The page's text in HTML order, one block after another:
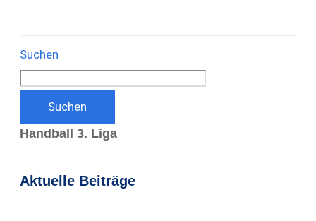
Suchen
Suchen
Handball 3. Liga
Aktuelle Beiträge